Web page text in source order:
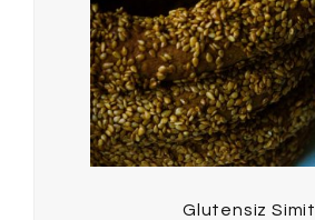
Glutensiz Simit